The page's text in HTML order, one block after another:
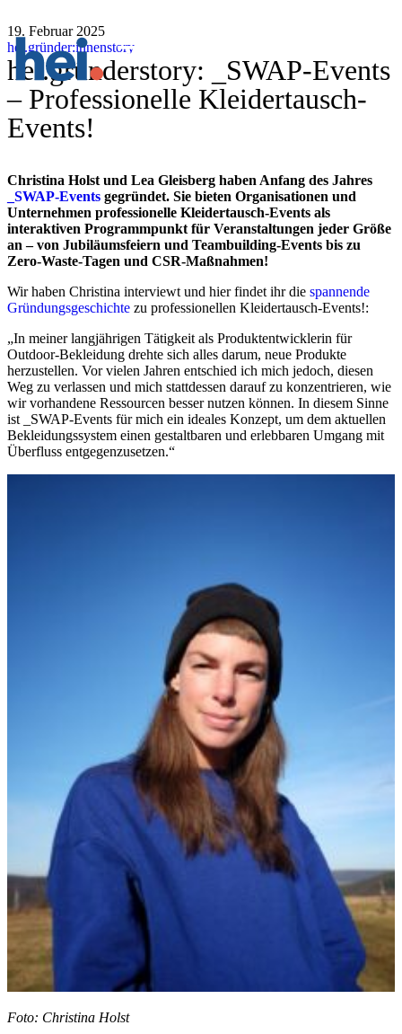
19. Februar 2025
hei.gründer:innenstory
hei.gründerstory: _SWAP-Events
– Professionelle Kleidertausch-
Events!
Christina Holst und Lea Gleisberg haben Anfang des Jahres
_SWAP-Events gegründet. Sie bieten Organisationen und
Unternehmen professionelle Kleidertausch-Events als
interaktiven Programmpunkt für Veranstaltungen jeder Größe
an – von Jubiläumsfeiern und Teambuilding-Events bis zu
Zero-Waste-Tagen und CSR-Maßnahmen!
Wir haben Christina interviewt und hier findet ihr die spannende
Gründungsgeschichte zu professionellen Kleidertausch-Events!:
„In meiner langjährigen Tätigkeit als Produktentwicklerin für
Outdoor-Bekleidung drehte sich alles darum, neue Produkte
herzustellen. Vor vielen Jahren entschied ich mich jedoch, diesen
Weg zu verlassen und mich stattdessen darauf zu konzentrieren, wie
wir vorhandene Ressourcen besser nutzen können. In diesem Sinne
ist _SWAP-Events für mich ein ideales Konzept, um dem aktuellen
Bekleidungssystem einen gestaltbaren und erlebbaren Umgang mit
Überfluss entgegenzusetzen.“
Foto: Christina Holst